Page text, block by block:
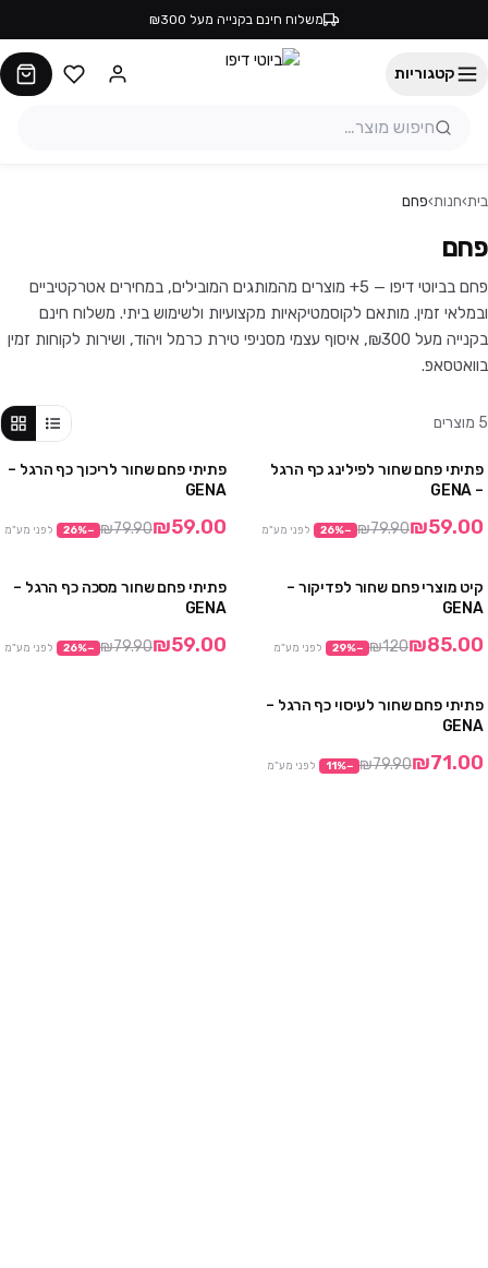
משלוח חינם בקנייה מעל ₪300
קטגוריות
בית›חנות›פחם
פחם
פחם בביוטי דיפו — 5+ מוצרים מהמותגים המובילים, במחירים אטרקטיביים
ובמלאי זמין. מותאם לקוסמטיקאיות מקצועיות ולשימוש ביתי. משלוח חינם
בקנייה מעל ₪300, איסוף עצמי מסניפי טירת כרמל ויהוד, ושירות לקוחות זמין
בוואטסאפ.
5 מוצרים
פתיתי פחם שחור לפילינג כף הרגל
– GENA
₪59.00
₪79.90
−
26% לפני מע"מ
פתיתי פחם שחור לריכוך כף הרגל –
GENA
₪59.00
₪79.90
−
26% לפני מע"מ
קיט מוצרי פחם שחור לפדיקור –
GENA
₪85.00
₪120
−
29% לפני מע"מ
פתיתי פחם שחור מסכה כף הרגל –
GENA
₪59.00
₪79.90
−
26% לפני מע"מ
פתיתי פחם שחור לעיסוי כף הרגל –
GENA
₪71.00
₪79.90
−
11% לפני מע"מ